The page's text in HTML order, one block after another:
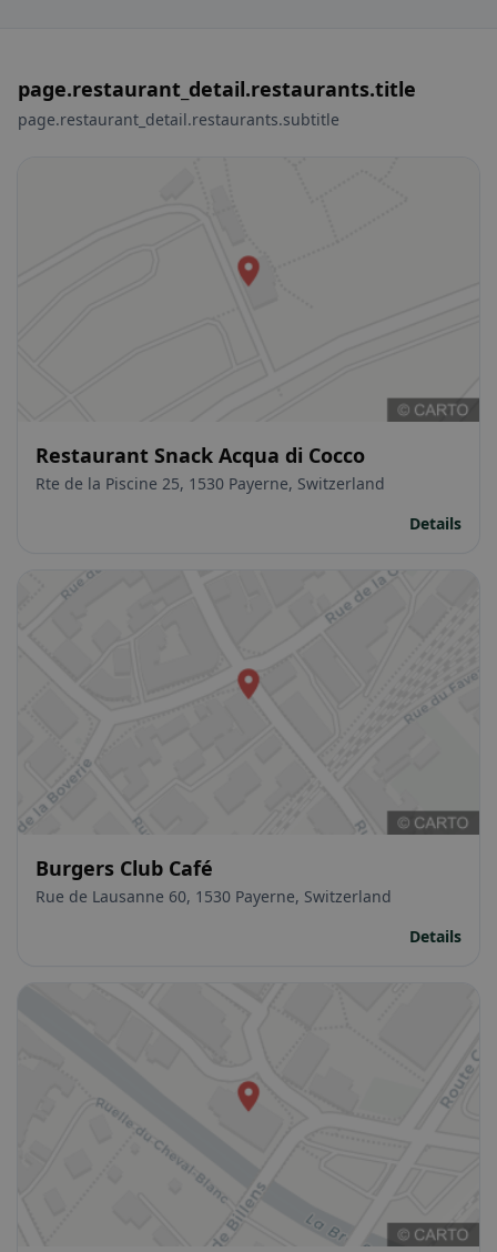
page.restaurant_detail.restaurants.title
page.restaurant_detail.restaurants.subtitle
Restaurant Snack Acqua di Cocco
Rte de la Piscine 25, 1530 Payerne, Switzerland
Details
Burgers Club Café
Rue de Lausanne 60, 1530 Payerne, Switzerland
Details